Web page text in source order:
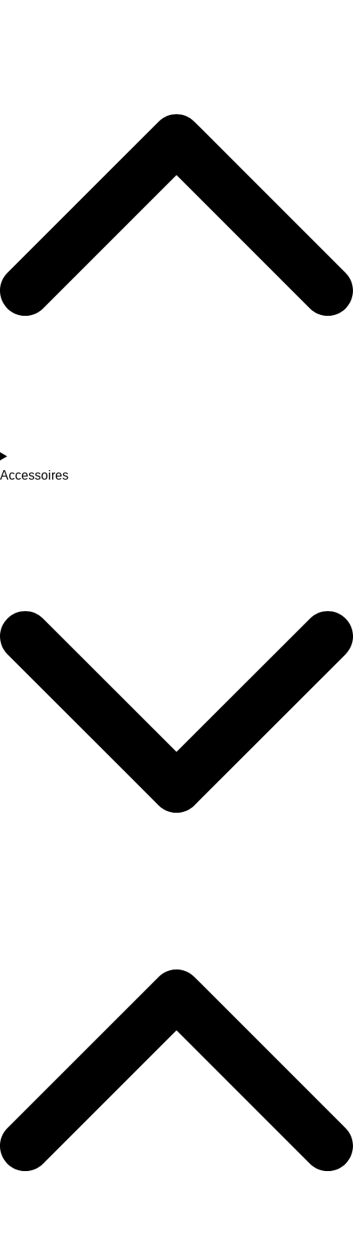
Accessoires